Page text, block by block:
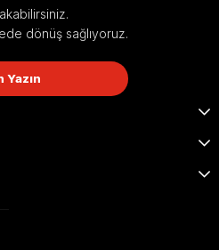
dönüş sağlıyoruz.